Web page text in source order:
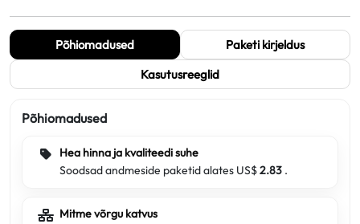
Põhiomadused
Paketi kirjeldus
Kasutusreeglid
Põhiomadused
Hea hinna ja kvaliteedi suhe
Soodsad andmeside paketid alates US$2.83 .
Mitme võrgu katvus